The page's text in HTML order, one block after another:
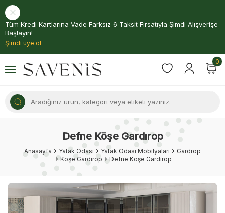
Tüm Kredi Kartlarına Vade Farksız 6 Taksit Fırsatıyla Şimdi Alışverişe
Başlayın!
Şimdi üye ol
0
Defne Köşe Gardırop
Anasayfa Yatak Odası Yatak Odası Mobilyaları
Gardrop
Köşe Gardırop
Defne Köşe Gardırop